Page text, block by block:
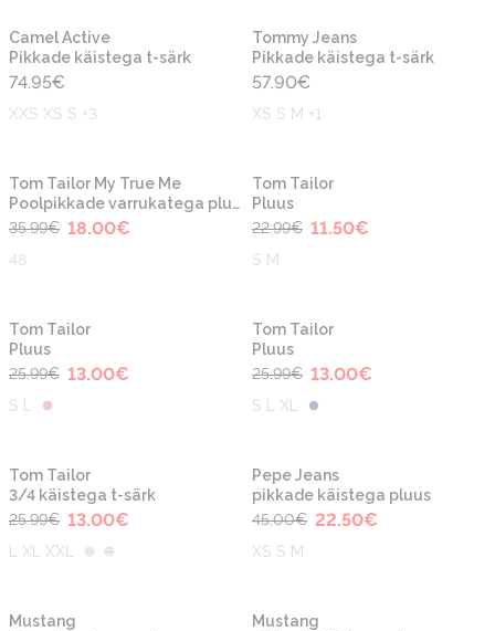
Camel Active
Pikkade käistega t-särk
74.95€
XXS XS S +3
Tommy Jeans
Pikkade käistega t-särk
57.90€
XS S M +1
-50%
Tom Tailor My True Me
Poolpikkade varrukatega pluus
35.99€ 18.00€
48
-50%
Tom Tailor
Pluus
22.99€ 11.50€
S M
-50%
Tom Tailor
Pluus
25.99€ 13.00€
S L
-50%
Tom Tailor
Pluus
25.99€ 13.00€
S L XL
-50%
Tom Tailor
3/4 käistega t-särk
25.99€ 13.00€
L XL XXL
-50%
Pepe Jeans
pikkade käistega pluus
45.00€ 22.50€
XS S M
-50%
Mustang
-50%
Mustang